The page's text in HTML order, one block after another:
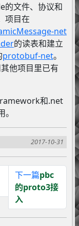
的文件、协议和
项目在
net
的读表和建立
protobuf-net。
他项目里已有
和.net
2017-10-31
下一篇pbc
的proto3接
入